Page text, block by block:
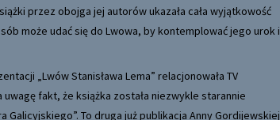
przez obojga jej autorów ukazała cała wyjątkowość
może udać się do Lwowa, by kontemplować jego urok i
„Lwów Stanisława Lema” relacjonowała TV
fakt, że książka została niezwykle starannie
To druga już publikacja Anny Gordijewskiej